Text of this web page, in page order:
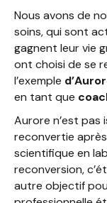
Nous avons de
soins, qui sont
gagnent leur vie
ont choisi de se
l’exemple
en tant que
Aurore n’est pas
reconvertie
scientifique en
reconversion,
autre objectif